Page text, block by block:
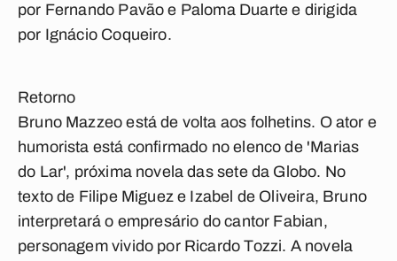
por Fernando Pavão e Paloma Duarte e dirigida
por Ignácio Coqueiro.
Retorno
Bruno Mazzeo está de volta aos folhetins. O ator e
humorista está confirmado no elenco de 'Marias
do Lar', próxima novela das sete da Globo. No
texto de Filipe Miguez e Izabel de Oliveira, Bruno
interpretará o empresário do cantor Fabian,
personagem vivido por Ricardo Tozzi. A novela